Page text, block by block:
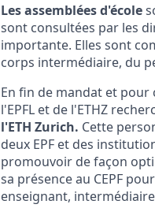
Les assemblées d'école
sont consultées par les
importante. Elles sont
corps intermédiaire, du
En fin de mandat et pour
l'EPFL et de l'ETHZ
l'ETH Zurich. Cette
deux EPF et des
promouvoir de façon
sa présence au CEPF
enseignant,